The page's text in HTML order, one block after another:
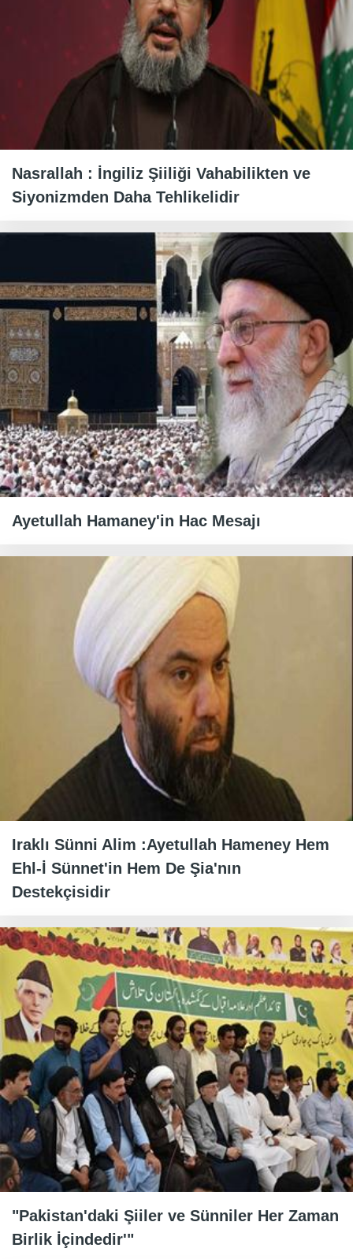
Nasrallah : İngiliz Şiiliği Vahabilikten ve
Siyonizmden Daha Tehlikelidir
Ayetullah Hamaney'in Hac Mesajı
Iraklı Sünni Alim :Ayetullah Hameney Hem
Ehl-İ Sünnet'in Hem De Şia'nın
Destekçisidir
"Pakistan'daki Şiiler ve Sünniler Her Zaman
Birlik İçindedir'"